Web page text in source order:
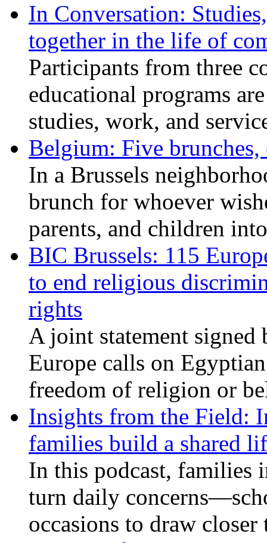
In Conversation:
together in the life of
Participants from three
educational programs
studies, work, and
Belgium: Five
In a Brussels
brunch for whoever
parents, and children
BIC Brussels: 115
to end religious
rights
A joint statement signed
Europe calls on
freedom of religion or
Insights from the Field:
families build a shared
In this podcast, families
turn daily
occasions to draw